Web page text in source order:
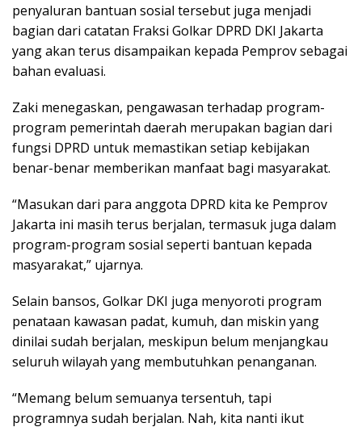
penyaluran bantuan sosial tersebut juga menjadi
bagian dari catatan Fraksi Golkar DPRD DKI Jakarta
yang akan terus disampaikan kepada Pemprov sebagai
bahan evaluasi.
Zaki menegaskan, pengawasan terhadap program-
program pemerintah daerah merupakan bagian dari
fungsi DPRD untuk memastikan setiap kebijakan
benar-benar memberikan manfaat bagi masyarakat.
“Masukan dari para anggota DPRD kita ke Pemprov
Jakarta ini masih terus berjalan, termasuk juga dalam
program-program sosial seperti bantuan kepada
masyarakat,” ujarnya.
Selain bansos, Golkar DKI juga menyoroti program
penataan kawasan padat, kumuh, dan miskin yang
dinilai sudah berjalan, meskipun belum menjangkau
seluruh wilayah yang membutuhkan penanganan.
“Memang belum semuanya tersentuh, tapi
programnya sudah berjalan. Nah, kita nanti ikut